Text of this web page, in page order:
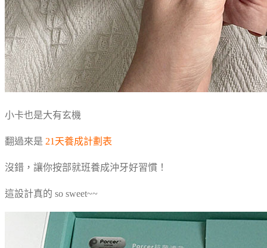
小卡也是大有玄機
翻過來是 21天養成計劃表
沒錯，讓你按部就班養成沖牙好習慣！
這設計真的 so sweet~~